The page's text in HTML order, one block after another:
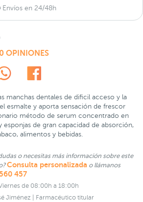
Envíos en 24/48h
0 OPINIONES
manchas dentales de dificil acceso y la
esmalte y aporta sensación de frescor
método de serum concentrado en
esponjas de gran capacidad de absorción,
alimentos y bebidas.
o necesitas más información sobre este
Consulta personalizada o llámanos
457
de 08:00h a 18:00h
Jiménez | Farmacéutico titular